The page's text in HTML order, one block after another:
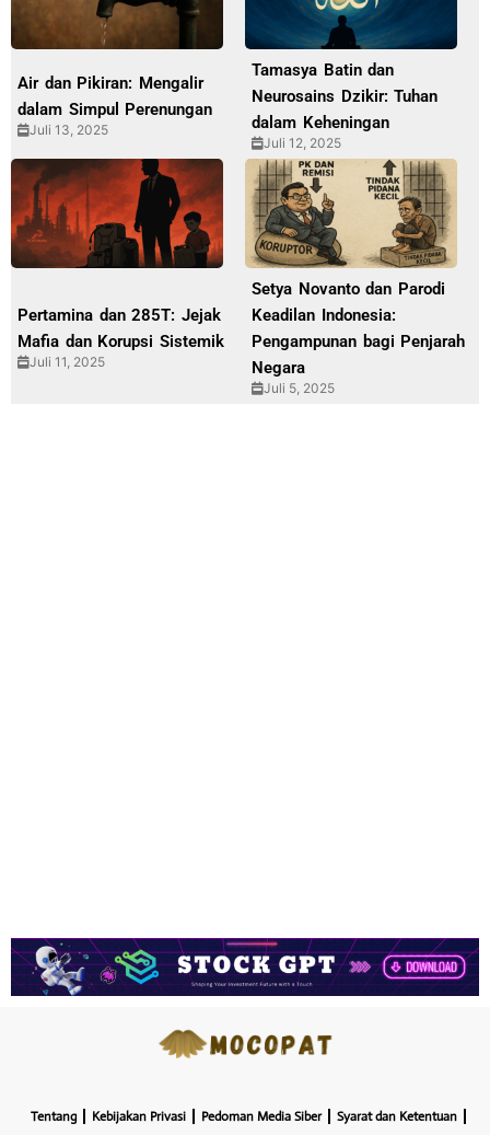
Air dan Pikiran: Mengalir
dalam Simpul Perenungan
Juli 13, 2025
Tamasya Batin dan
Neurosains Dzikir: Tuhan
dalam Keheningan
Juli 12, 2025
Pertamina dan 285T: Jejak
Mafia dan Korupsi Sistemik
Juli 11, 2025
Setya Novanto dan Parodi
Keadilan Indonesia:
Pengampunan bagi Penjarah
Negara
Juli 5, 2025
Tentang Kebijakan Privasi Pedoman Media Siber
Syarat dan Ketentuan